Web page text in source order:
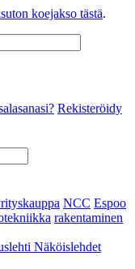
koejakso tästä.
Rekisteröidy
NCC Espoo
rakentaminen
Näköislehdet